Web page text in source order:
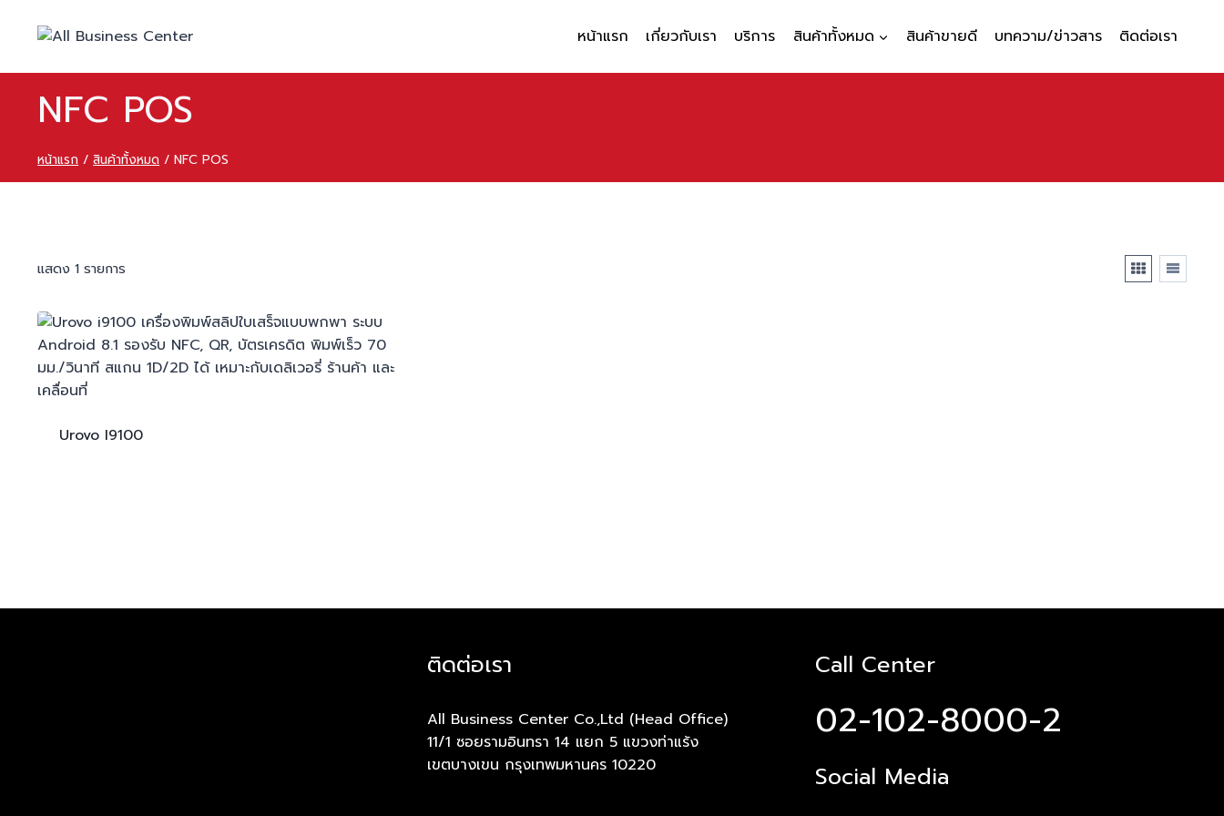
หน้าแรก เกี่ยวกับเรา บริการ สินค้าทั้งหมด สินค้าขายดี บทความ/ข่าวสาร ติดต่อเรา
NFC POS
หน้าแรก / สินค้าทั้งหมด / NFC POS
แสดง 1 รายการ
Urovo I9100
ติดต่อเรา
All Business Center Co.,Ltd (Head Office)
11/1 ซอยรามอินทรา 14 แยก 5 แขวงท่าแร้ง
เขตบางเขน กรุงเทพมหานคร 10220
Call Center
02-102-8000-2
Social Media